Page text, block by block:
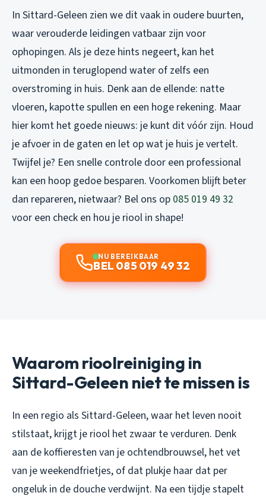
In Sittard-Geleen zien we dit vaak in oudere buurten,
waar verouderde leidingen vatbaar zijn voor
ophopingen. Als je deze hints negeert, kan het
uitmonden in teruglopend water of zelfs een
overstroming in huis. Denk aan de ellende: natte
vloeren, kapotte spullen en een hoge rekening. Maar
hier komt het goede nieuws: je kunt dit vóór zijn. Houd
je afvoer in de gaten en let op wat je huis je vertelt.
Twijfel je? Een snelle controle door een professional
kan een hoop gedoe besparen. Voorkomen blijft beter
dan repareren, nietwaar? Bel ons op 085 019 49 32
voor een check en hou je riool in shape!
NU BEREIKBAAR
BEL 085 019 49 32
Waarom rioolreiniging in
Sittard-Geleen niet te missen is
In een regio als Sittard-Geleen, waar het leven nooit
stilstaat, krijgt je riool het zwaar te verduren. Denk
aan de koffieresten van je ochtendbrouwsel, het vet
van je weekendfrietjes, of dat plukje haar dat per
ongeluk in de douche verdwijnt. Na een tijdje stapelt